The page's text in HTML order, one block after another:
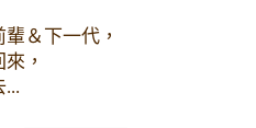
＆下一代，
，
...